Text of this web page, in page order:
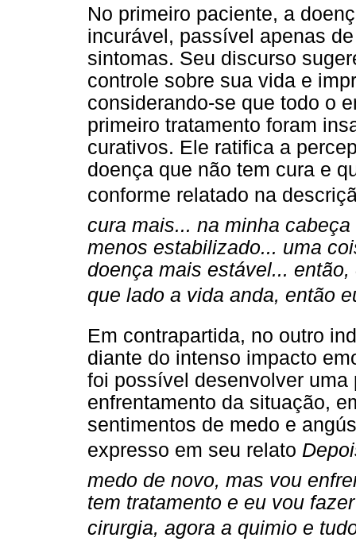
No primeiro paciente, a
incurável, passível apenas
sintomas. Seu discurso
controle sobre sua vida e
considerando-se que todo o
primeiro tratamento foram
curativos. Ele ratifica a
doença que não tem cura e
conforme relatado na
cura mais... na minha
menos estabilizado... uma
doença mais estável...
que lado a vida anda, então
Em contrapartida, no outro
diante do intenso impacto
foi possível desenvolver
enfrentamento da situação,
sentimentos de medo e
expresso em seu relato
medo de novo, mas vou
tem tratamento e eu vou
cirurgia, agora a quimio e